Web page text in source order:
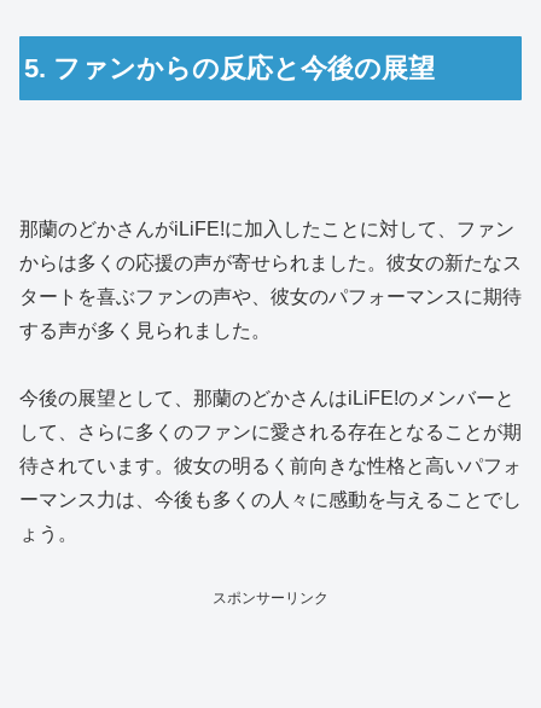
5. ファンからの反応と今後の展望
那蘭のどかさんがiLiFE!に加入したことに対して、ファン
からは多くの応援の声が寄せられました。彼女の新たなス
タートを喜ぶファンの声や、彼女のパフォーマンスに期待
する声が多く見られました。
今後の展望として、那蘭のどかさんはiLiFE!のメンバーと
して、さらに多くのファンに愛される存在となることが期
待されています。彼女の明るく前向きな性格と高いパフォ
ーマンス力は、今後も多くの人々に感動を与えることでし
ょう。
スポンサーリンク